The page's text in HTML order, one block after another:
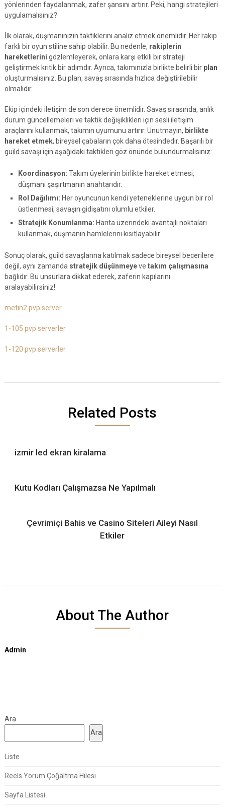
yönlerinden faydalanmak, zafer şansını artırır. Peki, hangi stratejileri
uygulamalısınız?
İlk olarak, düşmanınızın taktiklerini analiz etmek önemlidir. Her rakip
farklı bir oyun stiline sahip olabilir. Bu nedenle, rakiplerin
hareketlerini gözlemleyerek, onlara karşı etkili bir strateji
geliştirmek kritik bir adımdır. Ayrıca, takımınızla birlikte belirli bir plan
oluşturmalısınız. Bu plan, savaş sırasında hızlıca değiştirilebilir
olmalıdır.
Ekip içindeki iletişim de son derece önemlidir. Savaş sırasında, anlık
durum güncellemeleri ve taktik değişiklikleri için sesli iletişim
araçlarını kullanmak, takımın uyumunu artırır. Unutmayın, birlikte
hareket etmek, bireysel çabaların çok daha ötesindedir. Başarılı bir
guild savaşı için aşağıdaki taktikleri göz önünde bulundurmalısınız:
Koordinasyon: Takım üyelerinin birlikte hareket etmesi,
düşmanı şaşırtmanın anahtarıdır.
Rol Dağılımı: Her oyuncunun kendi yeteneklerine uygun bir rol
üstlenmesi, savaşın gidişatını olumlu etkiler.
Stratejik Konumlanma: Harita üzerindeki avantajlı noktaları
kullanmak, düşmanın hamlelerini kısıtlayabilir.
Sonuç olarak, guild savaşlarına katılmak sadece bireysel becerilere
değil, aynı zamanda stratejik düşünmeyeve takım çalışmasına
bağlıdır. Bu unsurlara dikkat ederek, zaferin kapılarını
aralayabilirsiniz!
metin2 pvp server
1-105 pvp serverler
1-120 pvp serverler
Related Posts
izmir led ekran kiralama
Kutu Kodları Çalışmazsa Ne Yapılmalı
Çevrimiçi Bahis ve Casino Siteleri Aileyi Nasıl
Etkiler
About The Author
Admin
Ara
Ara
Liste
Reels Yorum Çoğaltma Hilesi
Sayfa Listesi